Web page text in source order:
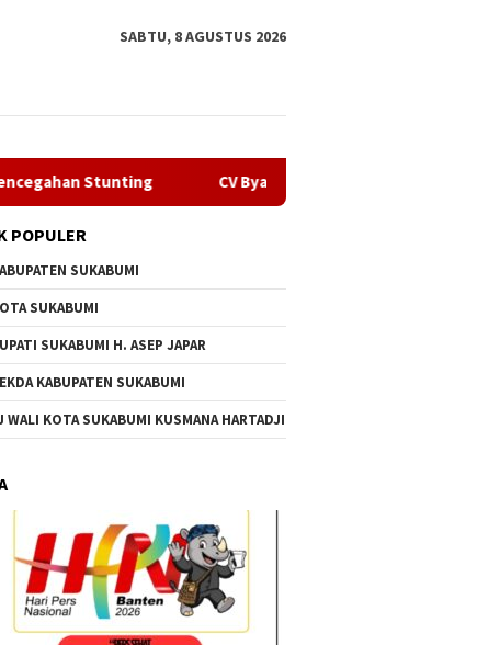
SABTU, 8 AGUSTUS 2026
Stunting CV Byankarya Pastikan Perbaikan Jalan
Penyalahgunaan
Oknum Kades, Dprd
Tidak Ada Tebang Pilih
Melalui GEMA Sehat, Dppkb
Sukabumi Percepat Upaya
Pencegahan Stunting
POPULER
SUKABUMI
SUKABUMI
SUKABUMI H. ASEP JAPAR
KABUPATEN SUKABUMI
WALI KOTA SUKABUMI KUSMANA HARTADJI